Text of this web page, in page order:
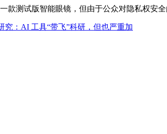
试版智能眼镜，但由于公众对隐私权安全
究：AI 工具“带飞”科研，但也严重加